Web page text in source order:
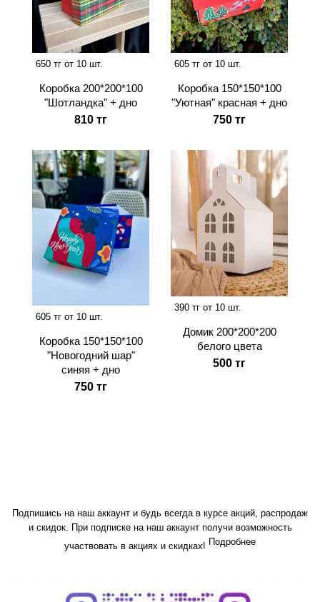
650 тг от 10 шт.
Коробка 200*200*100
"Шотландка" + дно
810 тг
605 тг от 10 шт.
Коробка 150*150*100
"Уютная" красная + дно
750 тг
605 тг от 10 шт.
Коробка 150*150*100
"Новогодний шар"
синяя + дно
750 тг
390 тг от 10 шт.
Домик 200*200*200
белого цвета
500 тг
Подпишись на наш аккаунт и будь всегда в курсе акций, распродаж
и скидок. При подписке на наш аккаунт получи возможность
участвовать в акциях и скидках! Подробнее